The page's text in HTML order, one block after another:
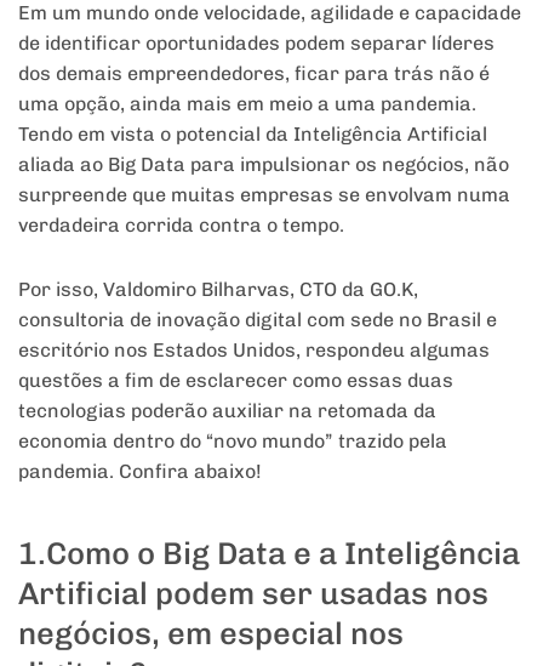
Em um mundo onde velocidade, agilidade e capacidade
de identificar oportunidades podem separar líderes
dos demais empreendedores, ficar para trás não é
uma opção, ainda mais em meio a uma pandemia.
Tendo em vista o potencial da Inteligência Artificial
aliada ao Big Data para impulsionar os negócios, não
surpreende que muitas empresas se envolvam numa
verdadeira corrida contra o tempo.
Por isso, Valdomiro Bilharvas, CTO da GO.K,
consultoria de inovação digital com sede no Brasil e
escritório nos Estados Unidos, respondeu algumas
questões a fim de esclarecer como essas duas
tecnologias poderão auxiliar na retomada da
economia dentro do “novo mundo” trazido pela
pandemia. Confira abaixo!
1.Como o Big Data e a Inteligência
Artificial podem ser usadas nos
negócios, em especial nos